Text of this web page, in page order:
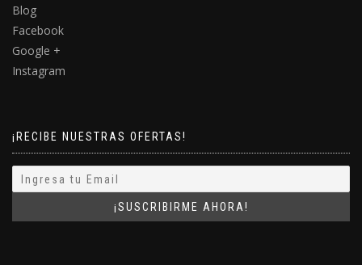
Blog
Facebook
Google +
Instagram
¡RECIBE NUESTRAS OFERTAS!